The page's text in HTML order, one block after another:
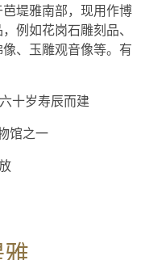
堤雅南部，现用作博
例如花岗石雕刻品、
、玉雕观音像等。有
十岁寿辰而建
馆之一